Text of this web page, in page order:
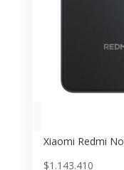
$1.143.410